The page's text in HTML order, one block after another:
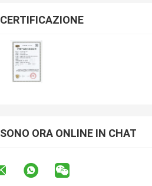
CERTIFICAZIONE
SONO ORA ONLINE IN CHAT